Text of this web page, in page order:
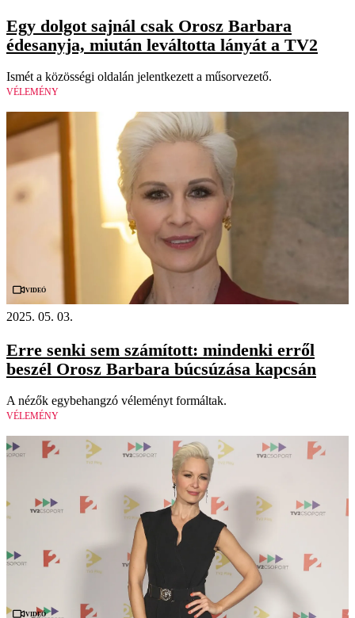
Egy dolgot sajnál csak Orosz Barbara
édesanyja, miután leváltotta lányát a TV2
Ismét a közösségi oldalán jelentkezett a műsorvezető.
VÉLEMÉNY
Videó
2025. 05. 03.
Erre senki sem számított: mindenki erről
beszél Orosz Barbara búcsúzása kapcsán
A nézők egybehangzó véleményt formáltak.
VÉLEMÉNY
Videó